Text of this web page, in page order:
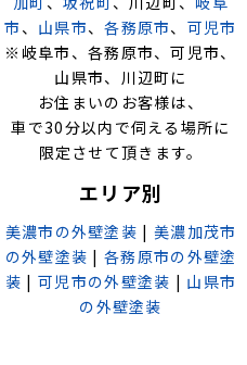
市 、 山県市、各務原市、 可児市
※岐阜市、各務原市、可児市、
山県市、川辺町に
お住まいのお客様は、
車で30分以内で伺える場所に
限定させて頂きます。
エリア別
美濃市の外壁塗装 | 美濃加茂市
の外壁塗装 |各務原市の外壁塗
装 |可児市の外壁塗装 | 山県市
の外壁塗装